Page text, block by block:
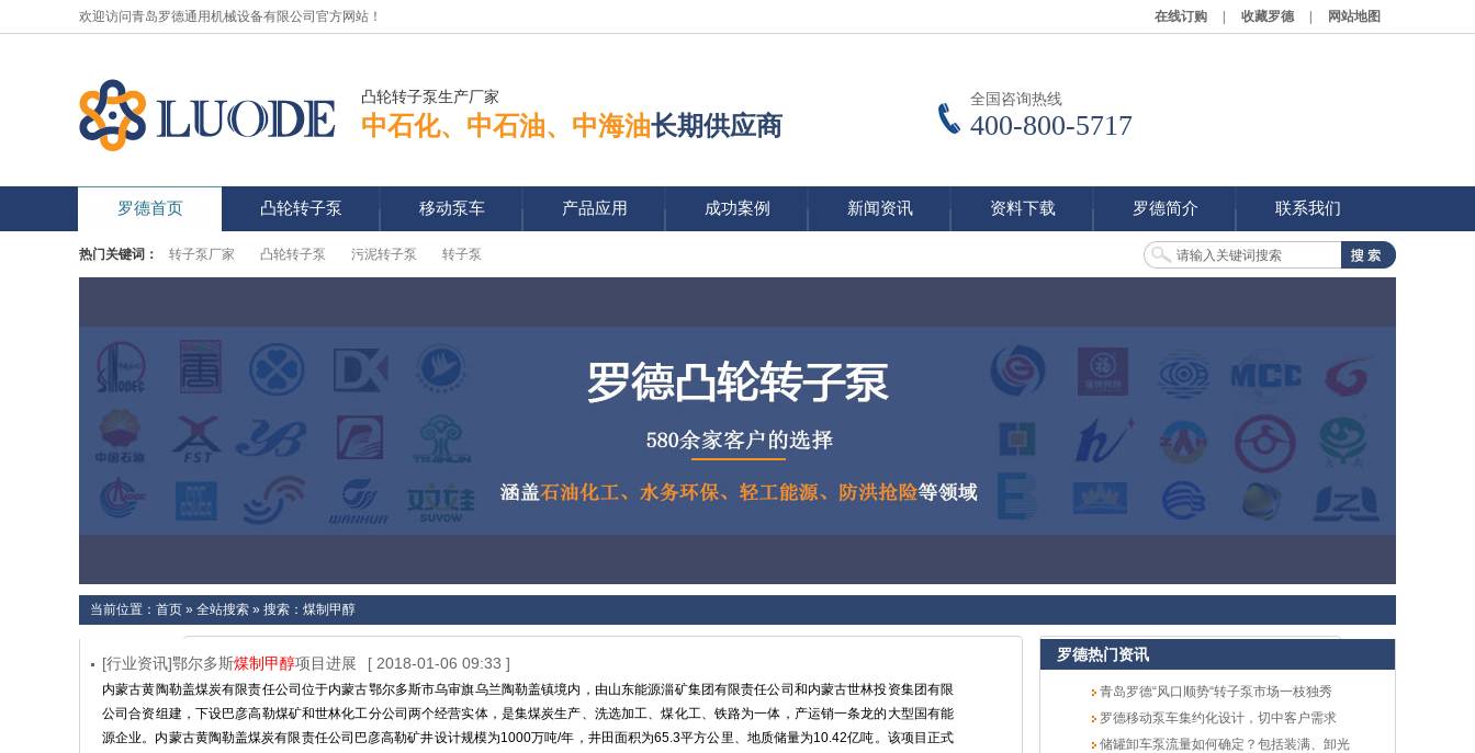
欢迎访问青岛罗德通用机械设备有限公司官方网站！ 在线订购 收藏罗德 网站地图
全国咨询热线
400-800-5717
凸轮转子泵生产厂家
中石化、中石油、中海油长期供应商
罗德首页 凸轮转子泵 移动泵车 产品应用 成功案例 新闻资讯 资料下载 罗德简介 联系我们
热门关键词： 转子泵厂家 凸轮转子泵 污泥转子泵 转子泵
当前位置： 首页 » 全站搜索 » 搜索：煤制甲醇
[行业资讯]鄂尔多斯煤制甲醇项目进展 [ 2018-01-06 09:33 ]
内蒙古黄陶勒盖煤炭有限责任公司位于内蒙古鄂尔多斯市乌审旗乌兰陶勒盖镇境内，由山东能源淄矿集团有限责任公司和内蒙古世林投资集团有限
公司合资组建，下设巴彦高勒煤矿和世林化工分公司两个经营实体，是集煤炭生产、洗选加工、煤化工、铁路为一体，产运销一条龙的大型国有能
源企业。内蒙古黄陶勒盖煤炭有限责任公司巴彦高勒矿井设计规模为1000万吨/年，井田面积为65.3平方公里、地质储量为10.42亿吨。该项目正式
罗德热门资讯
青岛罗德“风口顺势“转子泵市场一枝独秀
罗德移动泵车集约化设计，切中客户需求
储罐卸车泵流量如何确定？包括装满、卸光